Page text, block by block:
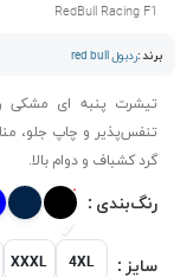
RedBull Racing F1
برند :ردبول red bull
تنفس‌پذیر و چاپ جلو،
گرد کشباف و دوام بالا.
رنگ‌بندی :
سایز : XXXL 4XL